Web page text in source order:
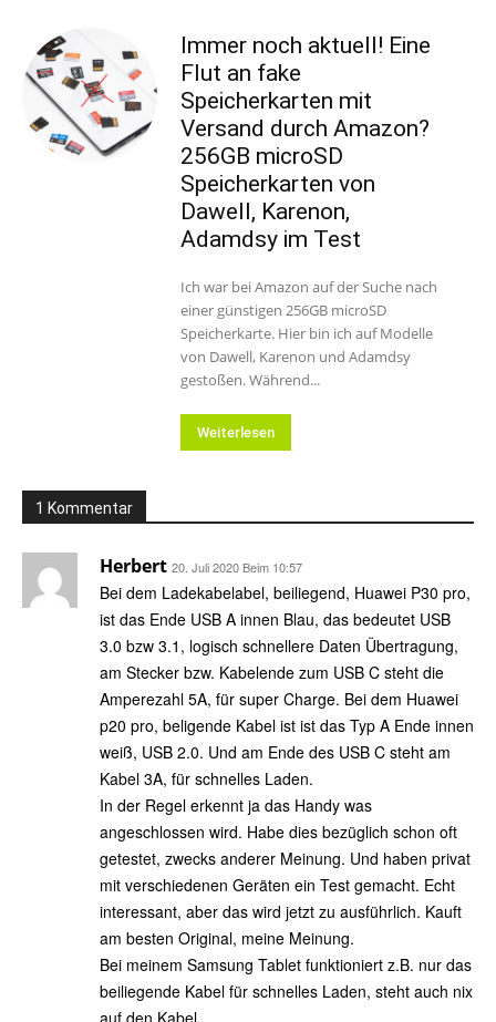
Immer noch aktuell! Eine
Flut an fake
Speicherkarten mit
Versand durch Amazon?
256GB microSD
Speicherkarten von
Dawell, Karenon,
Adamdsy im Test
Ich war bei Amazon auf der Suche nach
einer günstigen 256GB microSD
Speicherkarte. Hier bin ich auf Modelle
von Dawell, Karenon und Adamdsy
gestoßen. Während...
Weiterlesen
1 Kommentar
Herbert 20. Juli 2020 Beim 10:57
Bei dem Ladekabelabel, beiliegend, Huawei P30 pro,
ist das Ende USB A innen Blau, das bedeutet USB
3.0 bzw 3.1, logisch schnellere Daten Übertragung,
am Stecker bzw. Kabelende zum USB C steht die
Amperezahl 5A, für super Charge. Bei dem Huawei
p20 pro, beligende Kabel ist ist das Typ A Ende innen
weiß, USB 2.0. Und am Ende des USB C steht am
Kabel 3A, für schnelles Laden.
In der Regel erkennt ja das Handy was
angeschlossen wird. Habe dies bezüglich schon oft
getestet, zwecks anderer Meinung. Und haben privat
mit verschiedenen Geräten ein Test gemacht. Echt
interessant, aber das wird jetzt zu ausführlich. Kauft
am besten Original, meine Meinung.
Bei meinem Samsung Tablet funktioniert z.B. nur das
beiliegende Kabel für schnelles Laden, steht auch nix